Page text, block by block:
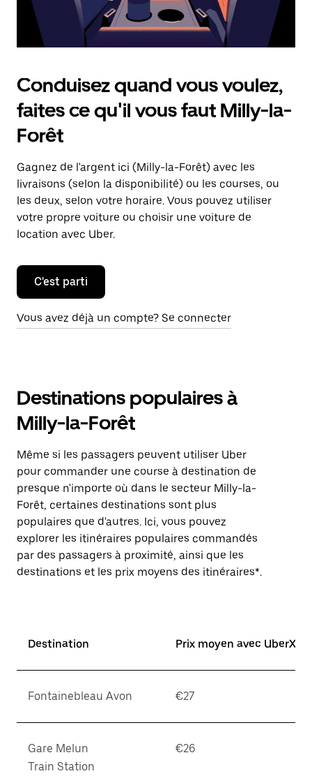
calendrier.
Conduisez quand vous voulez,
faites ce qu'il vous faut Milly-la-
Forêt
Gagnez de l'argent ici (Milly-la-Forêt) avec les
livraisons (selon la disponibilité) ou les courses, ou
les deux, selon votre horaire. Vous pouvez utiliser
votre propre voiture ou choisir une voiture de
location avec Uber.
C'est parti
Vous avez déjà un compte? Se connecter
Destinations populaires à
Milly-la-Forêt
Même si les passagers peuvent utiliser Uber
pour commander une course à destination de
presque n'importe où dans le secteur Milly-la-
Forêt, certaines destinations sont plus
populaires que d'autres. Ici, vous pouvez
explorer les itinéraires populaires commandés
par des passagers à proximité, ainsi que les
destinations et les prix moyens des itinéraires*.
Destination Prix moyen avec UberX*
Fontainebleau Avon €27
Gare Melun
Train Station
€26